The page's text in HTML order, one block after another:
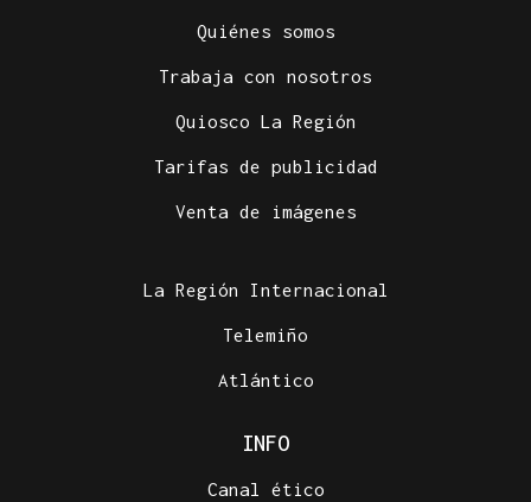
Quiénes somos
Trabaja con nosotros
Quiosco La Región
Tarifas de publicidad
Venta de imágenes
La Región Internacional
Telemiño
Atlántico
INFO
Canal ético